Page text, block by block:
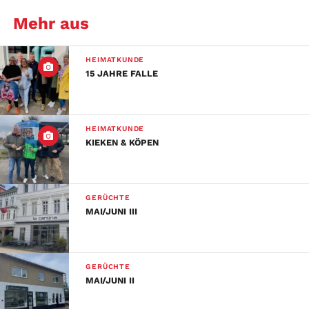
Mehr aus
HEIMATKUNDE
15 JAHRE FALLE
HEIMATKUNDE
KIEKEN & KÖPEN
GERÜCHTE
MAI/JUNI III
GERÜCHTE
MAI/JUNI II